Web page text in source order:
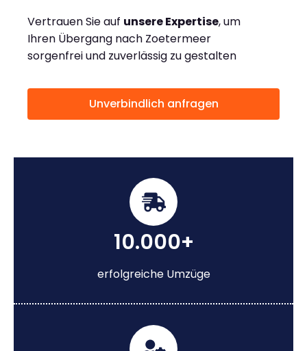
Vertrauen Sie auf unsere Expertise, um
Ihren Übergang nach Zoetermeer
sorgenfrei und zuverlässig zu gestalten
Unverbindlich anfragen
10.000+
erfolgreiche Umzüge